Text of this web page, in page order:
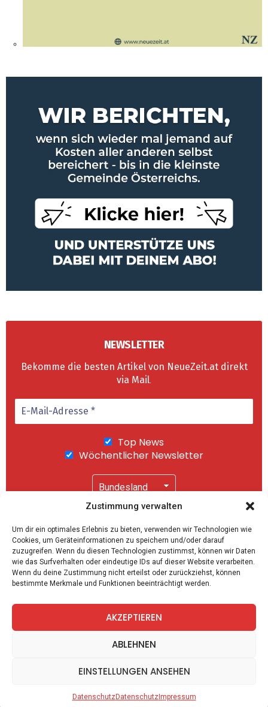
Zustimmung verwalten
Um dir ein optimales Erlebnis zu bieten, verwenden wir Technologien wie
Cookies, um Geräteinformationen zu speichern und/oder darauf
zuzugreifen. Wenn du diesen Technologien zustimmst, können wir Daten
wie das Surfverhalten oder eindeutige IDs auf dieser Website verarbeiten.
Wenn du deine Zustimmung nicht erteilst oder zurückziehst, können
bestimmte Merkmale und Funktionen beeinträchtigt werden.
AKZEPTIEREN
ABLEHNEN
EINSTELLUNGEN ANSEHEN
DatenschutzDatenschutzImpressum
NEWSLETTER
Bekomme die besten Artikel von NeueZeit.at direkt
via Mail.
Top News
Wöchentlicher Newsletter
"Abonnieren" akzeptierst Du unsere
Datenschutzerklärung.
twitter
Zitate Kontakt Datenschutz